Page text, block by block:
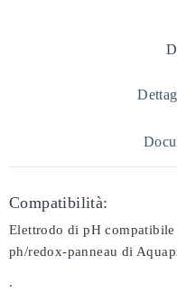
Compatibilità:
Elettrodo di pH
ph/redox-panneau di
.